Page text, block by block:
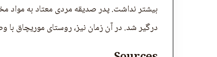
درگیر شد. در آن زمان نیز، روستای موریچاق